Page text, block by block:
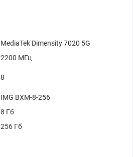
MediaTek Dimensity 7020 5G
2200 МГц
8
IMG BXM-8-256
8 Гб
256 Гб